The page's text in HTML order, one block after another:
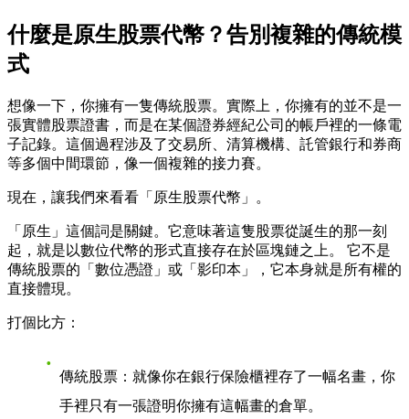
什麼是原生股票代幣？告別複雜的傳統模
式
想像一下，你擁有一隻傳統股票。實際上，你擁有的並不是一
張實體股票證書，而是在某個證券經紀公司的帳戶裡的一條電
子記錄。這個過程涉及了交易所、清算機構、託管銀行和券商
等多個中間環節，像一個複雜的接力賽。
現在，讓我們來看看「原生股票代幣」。
「原生」這個詞是關鍵。它意味著這隻股票從誕生的那一刻
起，就是以數位代幣的形式直接存在於區塊鏈之上。 它不是
傳統股票的「數位憑證」或「影印本」，它本身就是所有權的
直接體現。
打個比方：
傳統股票 ：就像你在銀行保險櫃裡存了一幅名畫，你
手裡只有一張證明你擁有這幅畫的倉單。